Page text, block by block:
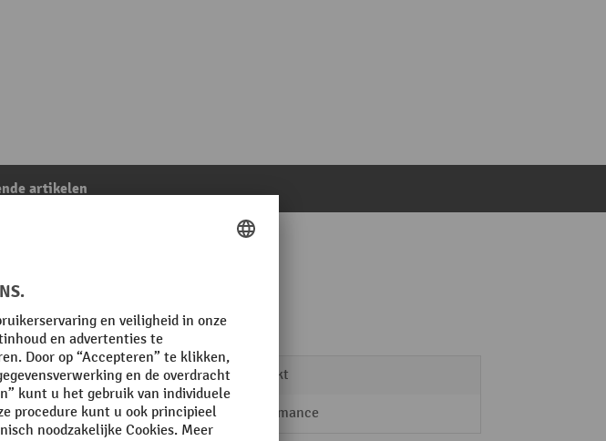
artikelen
voor vaten
Oppervlak verzinkt
Rubriek Performance